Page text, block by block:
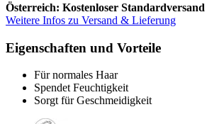
Österreich: Kostenloser Standardversand
Weitere Infos zu Versand & Lieferung
Eigenschaften und Vorteile
Für normales Haar
Spendet Feuchtigkeit
Sorgt für Geschmeidigkeit